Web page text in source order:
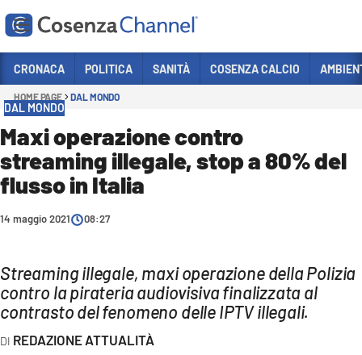
Sezioni
CRONACA
POLITICA
COSENZA CALCIO
ECONOMIA E LAVORO
SANITÀ
SPORT
CULTURA
CRONACA POLITICA SANITÀ COSENZA CALCIO
HOME PAGE DAL MONDO
DAL MONDO
Maxi operazione contro
streaming illegale, stop a 80% del
flusso in Italia
14 maggio 2021 08:27
Streaming illegale, maxi operazione della Polizia
contro la pirateria audiovisiva finalizzata al
contrasto del fenomeno delle IPTV illegali.
REDAZIONE ATTUALITÀ